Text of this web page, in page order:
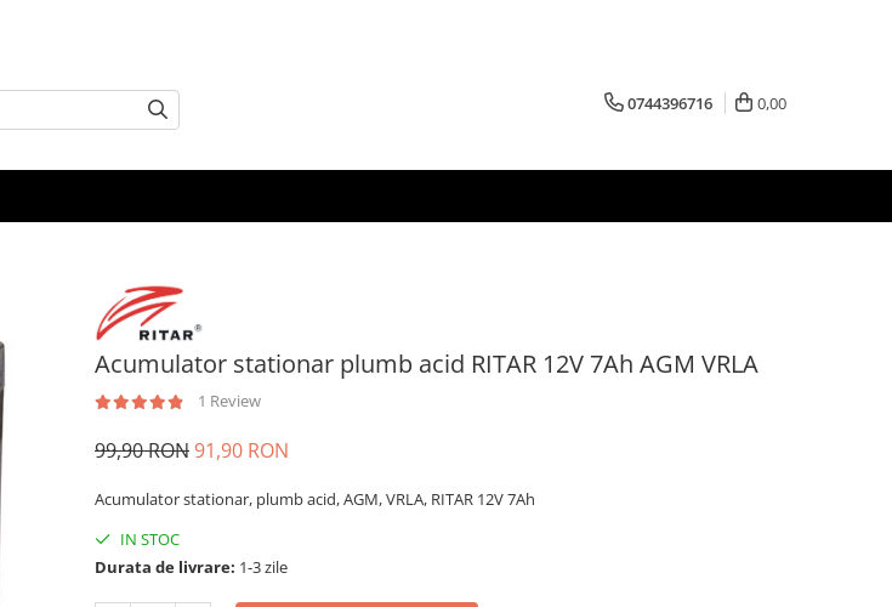
0744396716 0,00
Acumulator stationar plumb acid RITAR 12V 7Ah AGM VRLA
1 Review
99,90 RON91,90 RON
Acumulator stationar, plumb acid, AGM, VRLA, RITAR 12V 7Ah
IN STOC
Durata de livrare: 1-3 zile